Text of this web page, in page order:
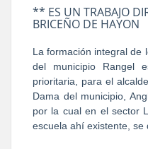
** ES UN TRABAJO
BRICEÑO DE HAYON
La formación integral de
del municipio Rangel
prioritaria, para el
Dama del municipio,
por la cual en el sector
escuela ahí existente, se